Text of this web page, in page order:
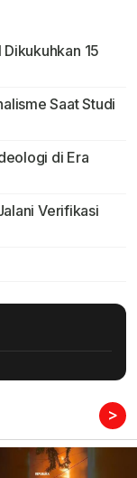
15
Saat Studi
di Era
Verifikasi
>